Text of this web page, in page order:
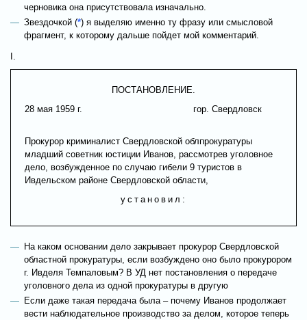
черновика она присутствовала изначально.
Звездочкой (*) я выделяю именно ту фразу или смысловой
фрагмент, к которому дальше пойдет мой комментарий.
ПОСТАНОВЛЕНИЕ.
28 мая 1959 г.
гор. Свердловск
Прокурор криминалист Свердловской облпрокуратуры
младший советник юстиции Иванов, рассмотрев уголовное
дело, возбужденное по случаю гибели 9 туристов в
Ивдельском районе Свердловской области,
установил:
На каком основании дело закрывает прокурор Свердловской
областной прокуратуры, если возбуждено оно было прокурором
г. Ивделя Темпаловым? В УД нет постановления о передаче
уголовного дела из одной прокуратуры в другую
Если даже такая передача была – почему Иванов продолжает
вести наблюдательное производство за делом, которое теперь